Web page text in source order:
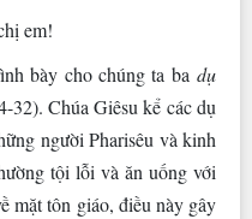
em!
bày cho chúng ta ba dụ
32). Chúa Giêsu kể các dụ
người Pharisêu và kinh
tội lỗi và ăn uống với
mặt tôn giáo, điều này gây